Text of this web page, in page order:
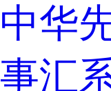
中华
事汇